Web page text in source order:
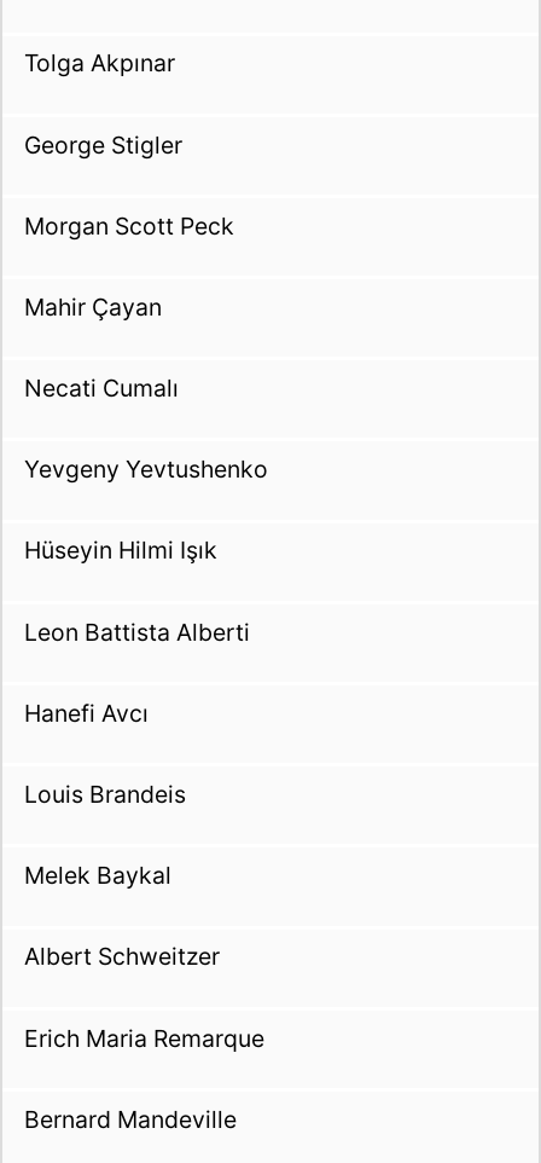
Tolga Akpınar
George Stigler
Morgan Scott Peck
Mahir Çayan
Necati Cumalı
Yevgeny Yevtushenko
Hüseyin Hilmi Işık
Leon Battista Alberti
Hanefi Avcı
Louis Brandeis
Melek Baykal
Albert Schweitzer
Erich Maria Remarque
Bernard Mandeville